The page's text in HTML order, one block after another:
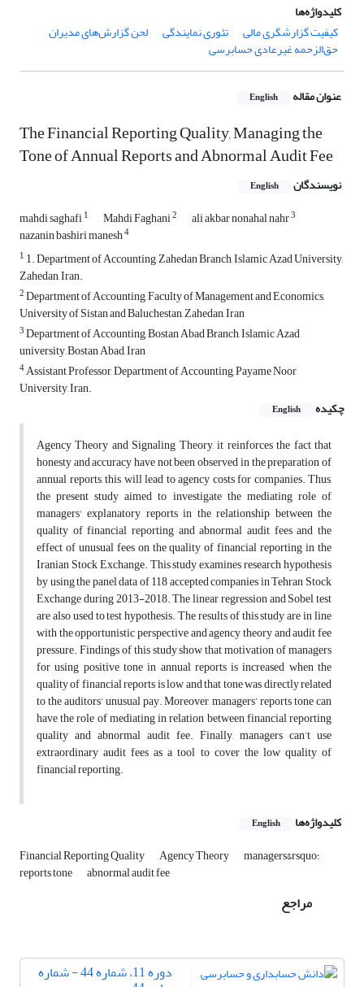
کلیدواژه‌ها
کیفیت گزارشگری مالی
تئوری نمایندگی لحن گزارش‌های مدیران
حق‌الزحمه غیرعادی حسابرسی
عنوان مقاله English
The Financial Reporting Quality, Managing the
Tone of Annual Reports and Abnormal Audit Fee
نویسندگان English
mahdi saghafi1 Mahdi Faghani2 ali akbar nonahal nahr3
nazanin bashiri manesh4
1 1. Department of Accounting, Zahedan Branch, Islamic Azad University,
Zahedan, Iran.
2Department of Accounting, Faculty of Management and Economics,
University of Sistan and Baluchestan, Zahedan, Iran
3Department of Accounting, Bostan Abad Branch, Islamic Azad
university, Bostan Abad, Iran
4Assistant Professor, Department of Accounting, Payame Noor
University, Iran.
چکیده
English
Agency Theory and Signaling Theory, it reinforces the fact that
honesty and accuracy have not been observed in the preparation of
annual reports, this will lead to agency costs for companies. Thus,
the present study aimed to investigate the mediating role of
managers' explanatory reports in the relationship between the
quality of financial reporting and abnormal audit fees and the
effect of unusual fees on the quality of financial reporting in the
Iranian Stock Exchange. This study examines research hypothesis
by using the panel data of 118 accepted companies in Tehran Stock
Exchange during 2013-2018. The linear regression and Sobel test
are also used to test hypothesis. The results of this study are in line
with the opportunistic perspective and agency theory and audit fee
pressure. Findings of this study show that motivation of managers
for using positive tone in annual reports is increased when the
quality of financial reports is low and that tone was directly related
to the auditors' unusual pay. Moreover, managers’ reports tone can
have the role of mediating in relation between financial reporting
quality and abnormal audit fee. Finally, managers can’t use
extraordinary audit fees as a tool to cover the low quality of
financial reporting.
کلیدواژه‌ها English
Financial Reporting Quality Agency Theory managers&rsquo؛
reports tone abnormal audit fee
مراجع
دوره 11، شماره 44 - شماره